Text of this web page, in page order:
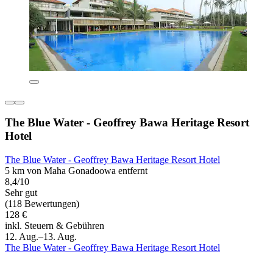
The Blue Water - Geoffrey Bawa Heritage Resort
Hotel
The Blue Water - Geoffrey Bawa Heritage Resort Hotel
5 km von Maha Gonadoowa entfernt
8,4/10
Sehr gut
(118 Bewertungen)
128 €
inkl. Steuern & Gebühren
12. Aug.–13. Aug.
The Blue Water - Geoffrey Bawa Heritage Resort Hotel